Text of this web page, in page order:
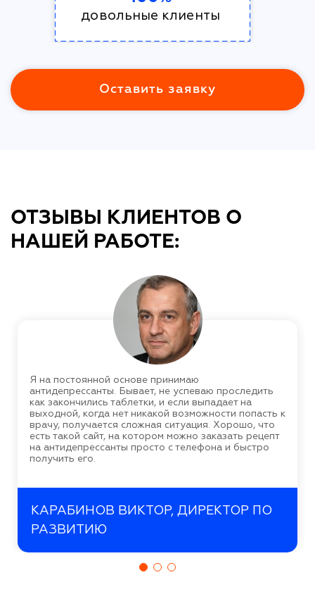
довольные клиенты
Оставить заявку
ОТЗЫВЫ КЛИЕНТОВ О
НАШЕЙ РАБОТЕ:
Я на постоянной основе принимаю
антидепрессанты. Бывает, не успеваю проследить
как закончились таблетки, и если выпадает на
выходной, когда нет никакой возможности попасть к
врачу, получается сложная ситуация. Хорошо, что
есть такой сайт, на котором можно заказать рецепт
на антидепрессанты просто с телефона и быстро
получить его.
КАРАБИНОВ ВИКТОР, ДИРЕКТОР ПО
РАЗВИТИЮ